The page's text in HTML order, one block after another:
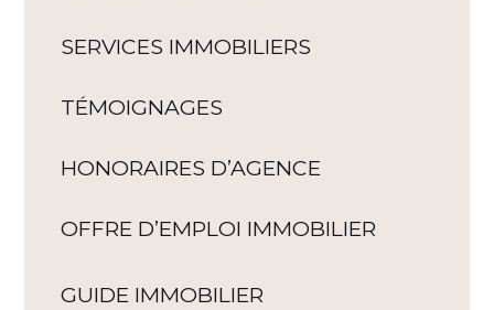
SERVICES IMMOBILIERS
TÉMOIGNAGES
HONORAIRES D’AGENCE
OFFRE D’EMPLOI IMMOBILIER
GUIDE IMMOBILIER